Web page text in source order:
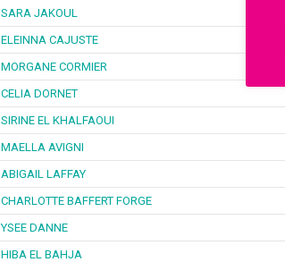
SARA JAKOUL
ELEINNA CAJUSTE
MORGANE CORMIER
CELIA DORNET
SIRINE EL KHALFAOUI
MAELLA AVIGNI
ABIGAIL LAFFAY
CHARLOTTE BAFFERT FORGE
YSEE DANNE
HIBA EL BAHJA